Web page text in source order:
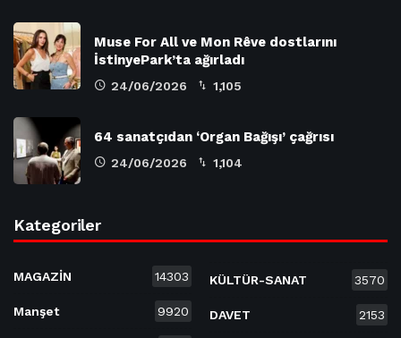
Muse For All ve Mon Rêve dostlarını
İstinyePark’ta ağırladı
24/06/2026 1,105
64 sanatçıdan ‘Organ Bağışı’ çağrısı
24/06/2026 1,104
Kategoriler
MAGAZİN 14303
Manşet 9920
KÜLTÜR-SANAT 3570
DAVET 2153